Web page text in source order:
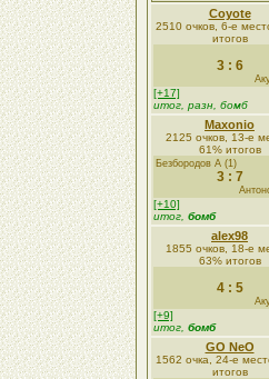
Coyote
2510 очков, 6-е
итогов
3 : 6
[+17]
итог, разн, бомб
Maxonio
2125 очков, 13-е
61% итогов
Безбородoв А (1)
3 : 7
[+10]
итог, бомб
alex98
1855 очков, 18-е
63% итогов
4 : 5
[+9]
итог, бомб
GO NeO
1562 очка, 24-е
итогов